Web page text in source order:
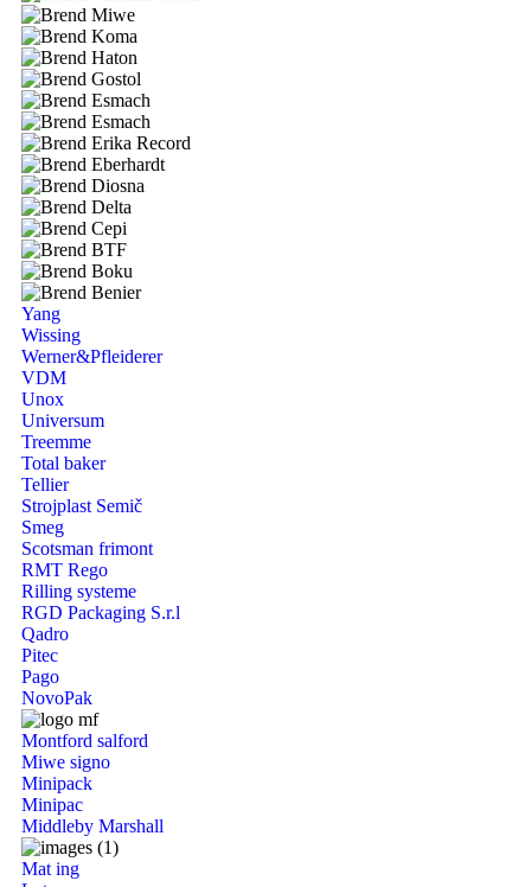
Yang
Wissing
Werner&Pfleiderer
VDM
Unox
Universum
Treemme
Total baker
Tellier
Strojplast Semič
Smeg
Scotsman frimont
RMT Rego
Rilling systeme
RGD Packaging S.r.l
Qadro
Pitec
Pago
NovoPak
Montford salford
Miwe signo
Minipack
Minipac
Middleby Marshall
Mat ing